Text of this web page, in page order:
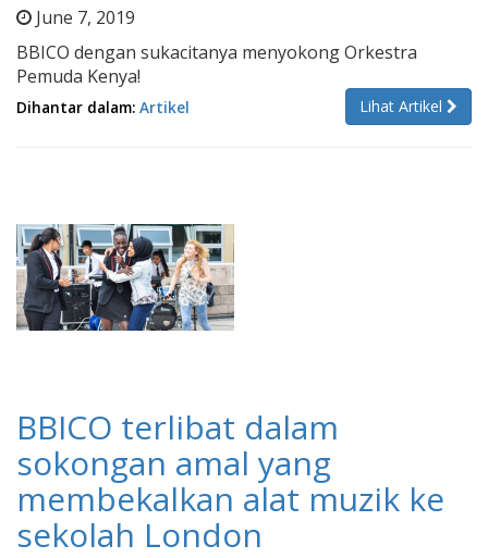
June 7, 2019
BBICO dengan sukacitanya menyokong Orkestra
Pemuda Kenya!
Lihat Artikel
Dihantar dalam: Artikel
BBICO terlibat dalam
sokongan amal yang
membekalkan alat muzik ke
sekolah London